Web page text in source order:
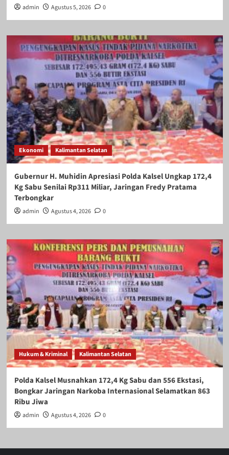
admin Agustus 5, 2026 0
Ekonomi Kalimantan Selatan
Gubernur H. Muhidin Apresiasi Polda Kalsel Ungkap 172,4
Kg Sabu Senilai Rp311 Miliar, Jaringan Fredy Pratama
Terbongkar
admin Agustus 4, 2026 0
Hukum & Kriminal Kalimantan Selatan
Polda Kalsel Musnahkan 172,4 Kg Sabu dan 556 Ekstasi,
Bongkar Jaringan Narkoba Internasional Selamatkan 863
Ribu Jiwa
admin Agustus 4, 2026 0